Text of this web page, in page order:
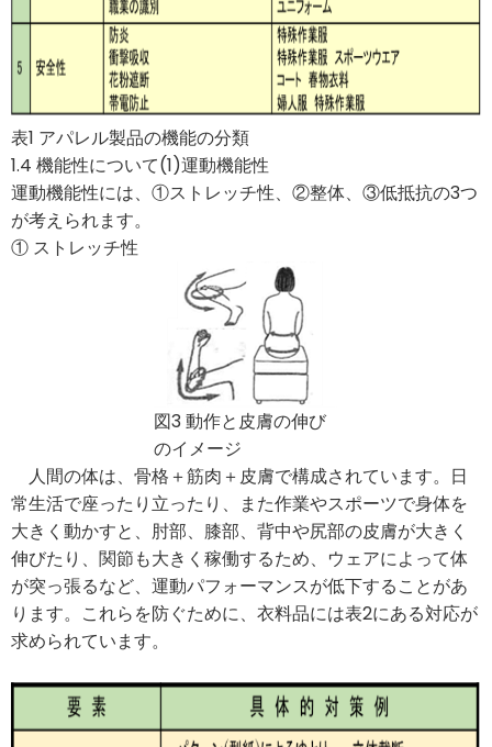
表1 アパレル製品の機能の分類
1.4 機能性について(1)運動機能性
運動機能性には、①ストレッチ性、②整体、③低抵抗の3つ
が考えられます。
① ストレッチ性
図3 動作と皮膚の伸び
のイメージ
人間の体は、骨格＋筋肉＋皮膚で構成されています。日
常生活で座ったり立ったり、また作業やスポーツで身体を
大きく動かすと、肘部、膝部、背中や尻部の皮膚が大きく
伸びたり、関節も大きく稼働するため、ウェアによって体
が突っ張るなど、運動パフォーマンスが低下することがあ
ります。これらを防ぐために、衣料品には表2にある対応が
求められています。